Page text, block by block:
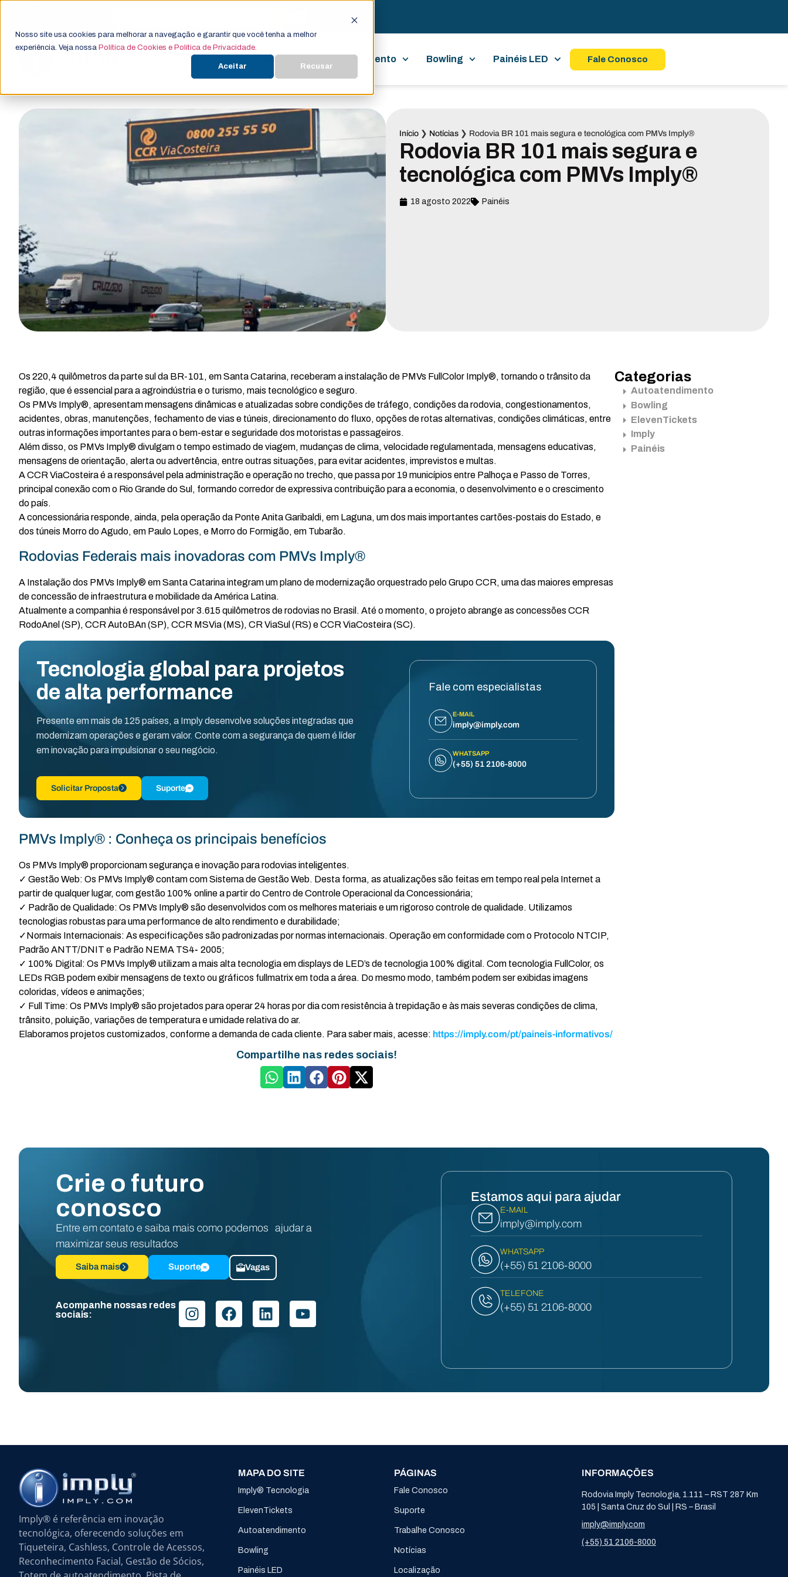
Nosso site usa cookies para melhorar a navegação e garantir que você tenha a melhor
experiência. Veja nossa Política de Cookies e Política de Privacidade.
Aceitar Recusar
ElevenTickets Autoatendimento Bowling Painéis LED Fale Conosco
Início❯ Notícias❯ Rodovia BR 101 mais segura e tecnológica com PMVs Imply®
Rodovia BR 101 mais segura e
tecnológica com PMVs Imply®
18 agosto 2022 Painéis
Os 220,4 quilômetros da parte sul da BR-101, em Santa Catarina, receberam a instalação de PMVs FullColor Imply®, tornando o trânsito da
região, que é essencial para a agroindústria e o turismo, mais tecnológico e seguro.
Os PMVs Imply®, apresentam mensagens dinâmicas e atualizadas sobre condições de tráfego, condições da rodovia, congestionamentos,
acidentes, obras, manutenções, fechamento de vias e túneis, direcionamento do fluxo, opções de rotas alternativas, condições climáticas, entre
outras informações importantes para o bem-estar e seguridade dos motoristas e passageiros.
Além disso, os PMVs Imply® divulgam o tempo estimado de viagem, mudanças de clima, velocidade regulamentada, mensagens educativas,
mensagens de orientação, alerta ou advertência, entre outras situações, para evitar acidentes, imprevistos e multas.
A CCR ViaCosteira é a responsável pela administração e operação no trecho, que passa por 19 municípios entre Palhoça e Passo de Torres,
principal conexão com o Rio Grande do Sul, formando corredor de expressiva contribuição para a economia, o desenvolvimento e o crescimento
do país.
A concessionária responde, ainda, pela operação da Ponte Anita Garibaldi, em Laguna, um dos mais importantes cartões-postais do Estado, e
dos túneis Morro do Agudo, em Paulo Lopes, e Morro do Formigão, em Tubarão.
Rodovias Federais mais inovadoras com PMVs Imply®
A Instalação dos PMVs Imply® em Santa Catarina integram um plano de modernização orquestrado pelo Grupo CCR, uma das maiores empresas
de concessão de infraestrutura e mobilidade da América Latina.
Atualmente a companhia é responsável por 3.615 quilômetros de rodovias no Brasil. Até o momento, o projeto abrange as concessões CCR
RodoAnel (SP), CCR AutoBAn (SP), CCR MSVia (MS), CR ViaSul (RS) e CCR ViaCosteira (SC).
Tecnologia global para projetos
de alta performance
Presente em mais de 125 países, a Imply desenvolve soluções integradas que
modernizam operações e geram valor. Conte com a segurança de quem é líder
em inovação para impulsionar o seu negócio.
Solicitar Proposta Suporte
Fale com especialistas
E-MAIL
imply@imply.com
WHATSAPP
(+55) 51 2106-8000
PMVs Imply® : Conheça os principais benefícios
Os PMVs Imply® proporcionam segurança e inovação para rodovias inteligentes.
✓ Gestão Web: Os PMVs Imply® contam com Sistema de Gestão Web. Desta forma, as atualizações são feitas em tempo real pela Internet a
partir de qualquer lugar, com gestão 100% online a partir do Centro de Controle Operacional da Concessionária;
✓ Padrão de Qualidade: Os PMVs Imply® são desenvolvidos com os melhores materiais e um rigoroso controle de qualidade. Utilizamos
tecnologias robustas para uma performance de alto rendimento e durabilidade;
✓Normais Internacionais: As especificações são padronizadas por normas internacionais. Operação em conformidade com o Protocolo NTCIP,
Padrão ANTT/DNIT e Padrão NEMA TS4‐2005;
✓ 100% Digital: Os PMVs Imply® utilizam a mais alta tecnologia em displays de LED’s de tecnologia 100% digital. Com tecnologia FullColor, os
LEDs RGB podem exibir mensagens de texto ou gráficos fullmatrix em toda a área. Do mesmo modo, também podem ser exibidas imagens
coloridas, vídeos e animações;
✓ Full Time: Os PMVs Imply® são projetados para operar 24 horas por dia com resistência à trepidação e às mais severas condições de clima,
trânsito, poluição, variações de temperatura e umidade relativa do ar.
Elaboramos projetos customizados, conforme a demanda de cada cliente. Para saber mais, acesse: https://imply.com/pt/paineis-informativos/
Compartilhe nas redes sociais!
Categorias
Autoatendimento
Bowling
ElevenTickets
Imply
Painéis
Crie o futuro
conosco
Entre em contato e saiba mais como podemos ajudar a
maximizar seus resultados
Saiba mais Suporte Vagas
Acompanhe nossas redes
sociais:
Estamos aqui para ajudar
E-MAIL
imply@imply.com
WHATSAPP
(+55) 51 2106-8000
TELEFONE
(+55) 51 2106-8000
Imply® é referência em inovação
tecnológica, oferecendo soluções em
Tiqueteira, Cashless, Controle de Acessos,
Reconhecimento Facial, Gestão de Sócios,
MAPA DO SITE
Imply® Tecnologia
ElevenTickets
Autoatendimento
Bowling
Painéis LED
PÁGINAS
Fale Conosco
Suporte
Trabalhe Conosco
Notícias
Localização
INFORMAÇÕES
Rodovia Imply Tecnologia, 1.111 – RST 287 Km
105 | Santa Cruz do Sul | RS – Brasil
imply@imply.com
(+55) 51 2106-8000